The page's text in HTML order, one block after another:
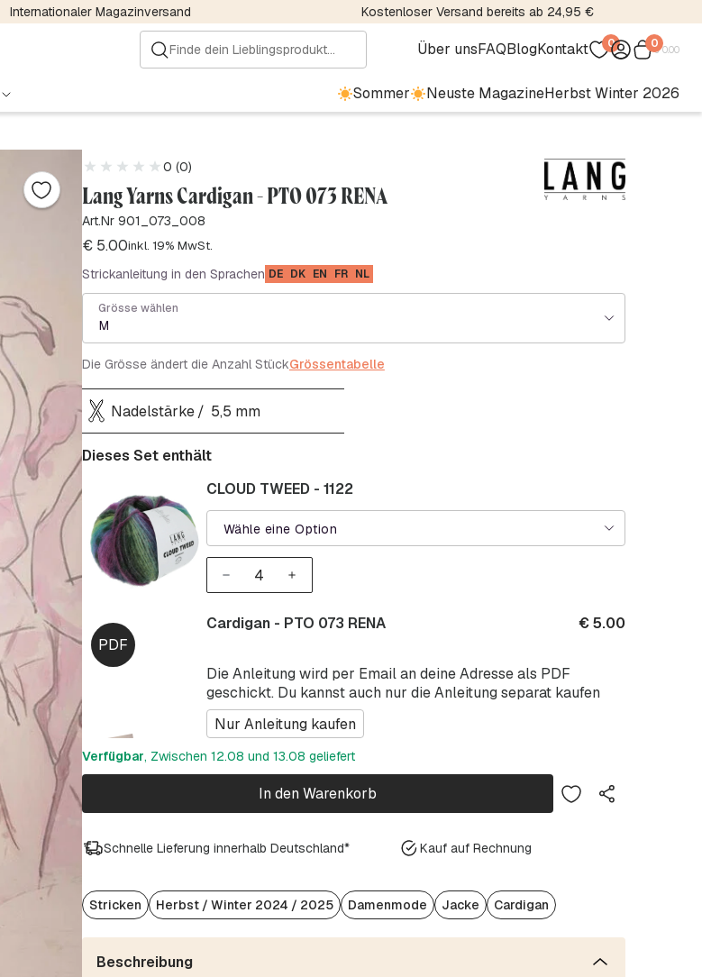
Internationaler Magazinversand Kostenloser Versand bereits ab 24,95 €
Über unsFAQBlogKontakt 0 0€0.00
Sommer Neuste MagazineHerbst Winter 2026
0 (0)
Lang Yarns Cardigan - PTO 073 RENA
Art.Nr 901_073_008
€5.00inkl. 19% MwSt.
Strickanleitung in den Sprachen DE DK EN FR NL
Grösse wählen
M
Die Grösse ändert die Anzahl StückGrössentabelle
Nadelstärke 5,5 mm
Dieses Set enthält
Wähle eine Option
CLOUD TWEED - 1122
Die Anleitung wird per Email an deine Adresse als PDF
geschickt. Du kannst auch nur die Anleitung separat kaufen
Nur Anleitung kaufen
Cardigan - PTO 073 RENA €5.00
Verfügbar, Zwischen 12.08 und 13.08 geliefert
In den Warenkorb
Schnelle Lieferung innerhalb Deutschland* Kauf auf Rechnung
Stricken Herbst / Winter 2024 / 2025 Damenmode Jacke Cardigan
Beschreibung